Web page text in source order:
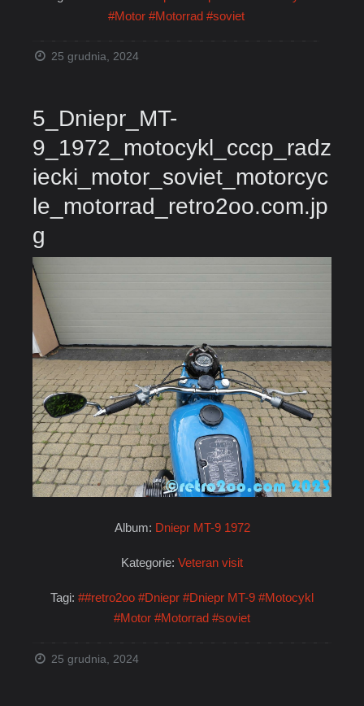
#Motor #Motorrad #soviet
25 grudnia, 2024
5_Dniepr_MT-
9_1972_motocykl_cccp_radz
iecki_motor_soviet_motorcyc
le_motorrad_retro2oo.com.jp
g
Album: Dniepr MT-9 1972
Kategorie: Veteran visit
Tagi: ##retro2oo #Dniepr #Dniepr MT-9 #Motocykl
#Motor #Motorrad #soviet
25 grudnia, 2024